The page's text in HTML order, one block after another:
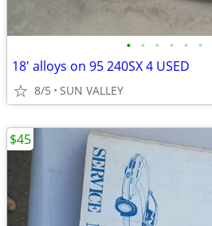
• • • • • •
18' alloys on 95 240SX 4 USED
8/5 SUN VALLEY
$45